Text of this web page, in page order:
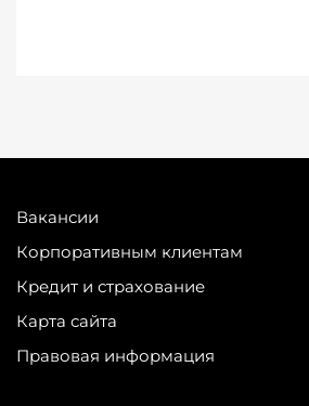
Вакансии
Корпоративным клиентам
Кредит и страхование
Карта сайта
Правовая информация